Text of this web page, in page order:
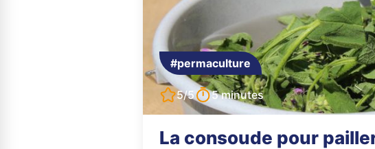
#permaculture
5/5 5 minutes
La consoude pour